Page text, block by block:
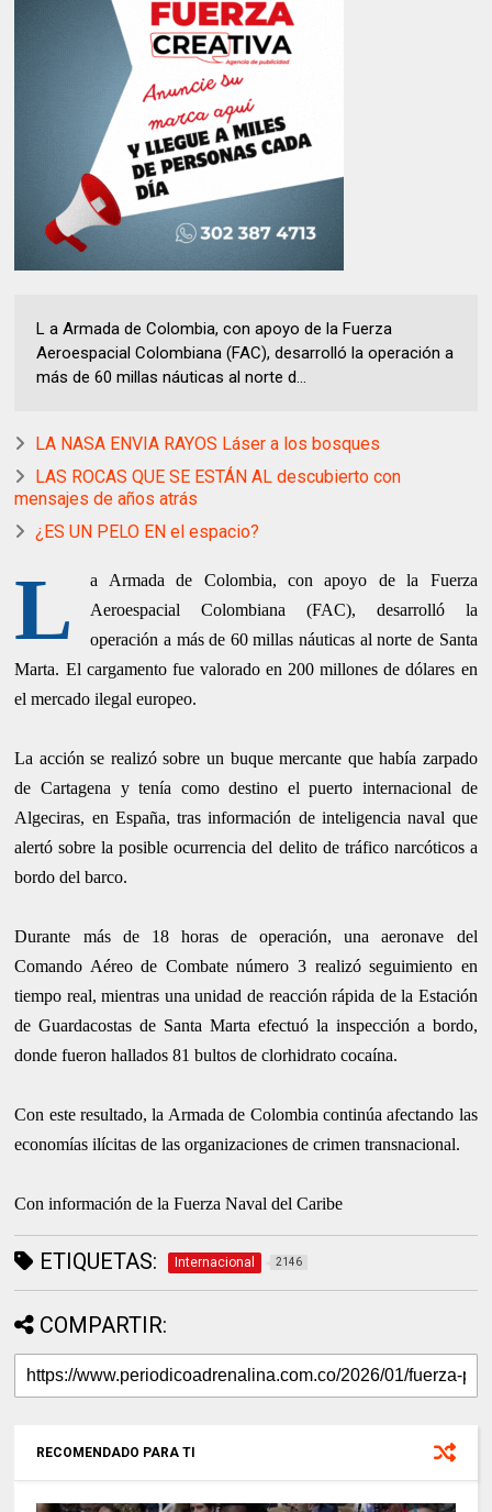
L a Armada de Colombia, con apoyo de la Fuerza
Aeroespacial Colombiana (FAC), desarrolló la operación a
más de 60 millas náuticas al norte d...
LA NASA ENVIA RAYOS Láser a los bosques
LAS ROCAS QUE SE ESTÁN AL descubierto con
mensajes de años atrás
¿ES UN PELO EN el espacio?
L
a Armada de Colombia, con apoyo de la Fuerza
Aeroespacial Colombiana (FAC), desarrolló la
operación a más de 60 millas náuticas al norte de Santa
Marta. El cargamento fue valorado en 200 millones de dólares en
el mercado ilegal europeo.
La acción se realizó sobre un buque mercante que había zarpado
de Cartagena y tenía como destino el puerto internacional de
Algeciras, en España, tras información de inteligencia naval que
alertó sobre la posible ocurrencia del delito de tráfico narcóticos a
bordo del barco.
Durante más de 18 horas de operación, una aeronave del
Comando Aéreo de Combate número 3 realizó seguimiento en
tiempo real, mientras una unidad de reacción rápida de la Estación
de Guardacostas de Santa Marta efectuó la inspección a bordo,
donde fueron hallados 81 bultos de clorhidrato cocaína.
Con este resultado, la Armada de Colombia continúa afectando las
economías ilícitas de las organizaciones de crimen transnacional.
Con información de la Fuerza Naval del Caribe
ETIQUETAS: Internacional 2146
COMPARTIR:
RECOMENDADO PARA TI